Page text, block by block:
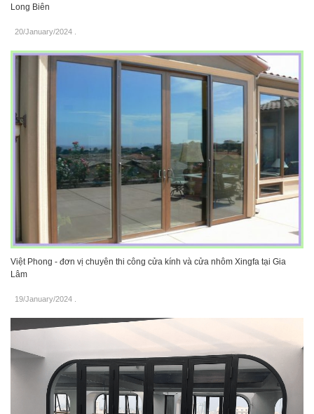
Long Biên
20/January/2024
Việt Phong - đơn vị chuyên thi công cửa kính và cửa nhôm Xingfa tại Gia
Lâm
19/January/2024